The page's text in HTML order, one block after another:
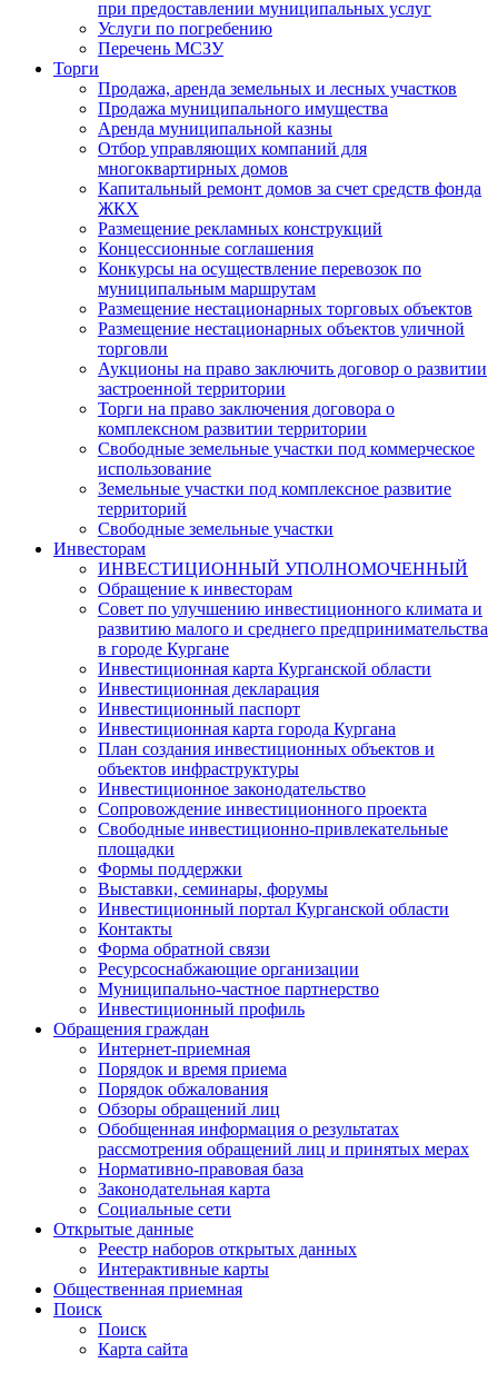
при предоставлении муниципальных услуг
Услуги по погребению
Перечень МСЗУ
Торги
Продажа, аренда земельных и лесных участков
Продажа муниципального имущества
Аренда муниципальной казны
Отбор управляющих компаний для
многоквартирных домов
Капитальный ремонт домов за счет средств фонда
ЖКХ
Размещение рекламных конструкций
Концессионные соглашения
Конкурсы на осуществление перевозок по
муниципальным маршрутам
Размещение нестационарных торговых объектов
Размещение нестационарных объектов уличной
торговли
Аукционы на право заключить договор о развитии
застроенной территории
Торги на право заключения договора о
комплексном развитии территории
Свободные земельные участки под коммерческое
использование
Земельные участки под комплексное развитие
территорий
Свободные земельные участки
Инвесторам
ИНВЕСТИЦИОННЫЙ УПОЛНОМОЧЕННЫЙ
Обращение к инвесторам
Совет по улучшению инвестиционного климата и
развитию малого и среднего предпринимательства
в городе Кургане
Инвестиционная карта Курганской области
Инвестиционная декларация
Инвестиционный паспорт
Инвестиционная карта города Кургана
План создания инвестиционных объектов и
объектов инфраструктуры
Инвестиционное законодательство
Сопровождение инвестиционного проекта
Свободные инвестиционно-привлекательные
площадки
Формы поддержки
Выставки, семинары, форумы
Инвестиционный портал Курганской области
Контакты
Форма обратной связи
Ресурсоснабжающие организации
Муниципально-частное партнерство
Инвестиционный профиль
Обращения граждан
Интернет-приемная
Порядок и время приема
Порядок обжалования
Обзоры обращений лиц
Обобщенная информация о результатах
рассмотрения обращений лиц и принятых мерах
Нормативно-правовая база
Законодательная карта
Социальные сети
Открытые данные
Реестр наборов открытых данных
Интерактивные карты
Общественная приемная
Поиск
Поиск
Карта сайта